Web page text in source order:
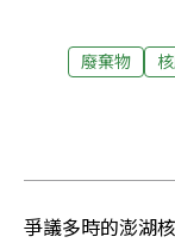
廢棄物
爭議多時的澎湖